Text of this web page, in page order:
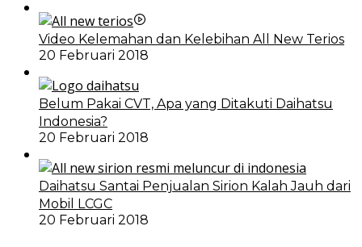
Video Kelemahan dan Kelebihan All New Terios
20 Februari 2018
Belum Pakai CVT, Apa yang Ditakuti Daihatsu
Indonesia?
20 Februari 2018
Daihatsu Santai Penjualan Sirion Kalah Jauh dari
Mobil LCGC
20 Februari 2018